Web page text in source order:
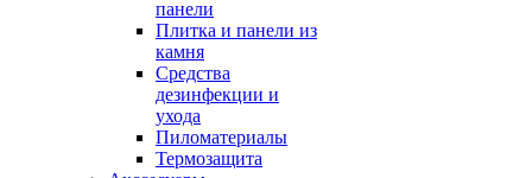
панели
Плитка и панели из
камня
Средства
дезинфекции и
ухода
Пиломатериалы
Термозащита